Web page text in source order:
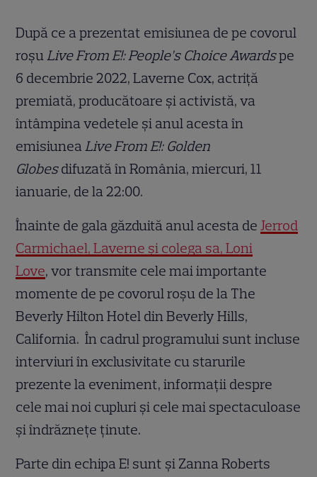
După ce a prezentat emisiunea de pe covorul
roșuLive From E!: People’s Choice Awardspe
6 decembrie 2022, Laverne Cox, actriță
premiată, producătoare și activistă, va
întâmpina vedetele și anul acesta în
emisiuneaLive From E!: Golden
Globesdifuzată în România, miercuri, 11
ianuarie, de la 22:00.
Înainte de gala găzduită anul acesta deJerrod
Carmichael, Laverne și colega sa, Loni
Love, vor transmite cele mai importante
momente de pe covorul roșu de la The
Beverly Hilton Hotel din Beverly Hills,
California. În cadrul programului sunt incluse
interviuri în exclusivitate cu starurile
prezente la eveniment, informații despre
cele mai noi cupluri și cele mai spectaculoase
și îndrăznețe ținute.
Parte din echipa E! sunt și Zanna Roberts